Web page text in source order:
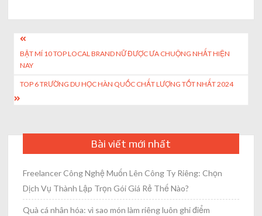
Post
navigation
BẬT MÍ 10 TOP LOCAL BRAND NỮ ĐƯỢC ƯA CHUỘNG NHẤT HIỆN
NAY
TOP 6 TRƯỜNG DU HỌC HÀN QUỐC CHẤT LƯỢNG TỐT NHẤT 2024
Bài viết mới nhất
Freelancer Công Nghệ Muốn Lên Công Ty Riêng: Chọn
Dịch Vụ Thành Lập Trọn Gói Giá Rẻ Thế Nào?
Quà cá nhân hóa: vì sao món làm riêng luôn ghi điểm